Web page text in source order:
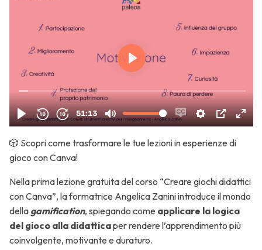
gamification?
Giochi di
memoria e
associazione
Giochi
visivi e
creativi
Giochi
narrativi
🎲 Scopri come trasformare le tue lezioni in esperienze di
gioco con Canva!
Nella prima lezione gratuita del corso “Creare giochi didattici
con Canva”, la formatrice Angelica Zanini introduce il mondo
della gamification, spiegando come applicare la logica
del gioco alla didatticaper rendere l’apprendimento più
coinvolgente, motivante e duraturo.